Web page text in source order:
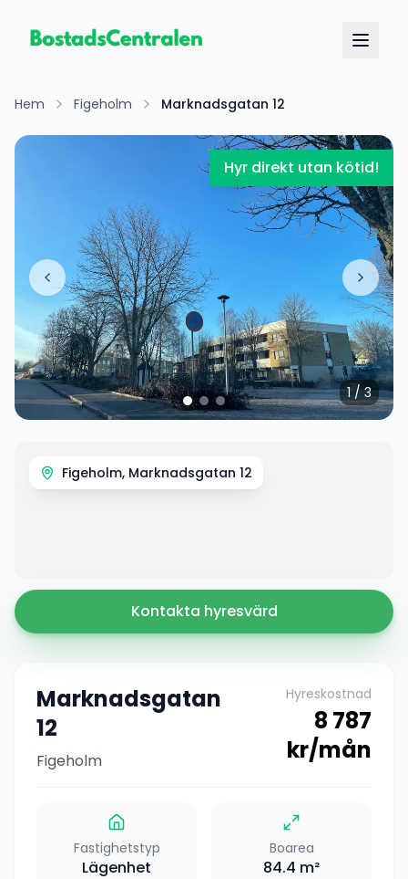
Hem Figeholm Marknadsgatan 12
Hyr direkt utan kötid!
1/3
Figeholm, Marknadsgatan 12
Kontakta hyresvärd
Marknadsgatan
12
Figeholm
Hyreskostnad
8 787
kr/mån
Fastighetstyp
Lägenhet
Boarea
84.4 m²